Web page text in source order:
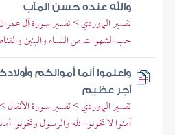
والله عنده حسن المآب
تفسير الماوردي > تفسير سورة آل
حب الشهوات من النساء والبنين
واعلموا أنما أموالكم
أجر عظيم
تفسير الماوردي > تفسير سورة الأنفال >
آمنوا لا تخونوا الله والرسول وتخونوا